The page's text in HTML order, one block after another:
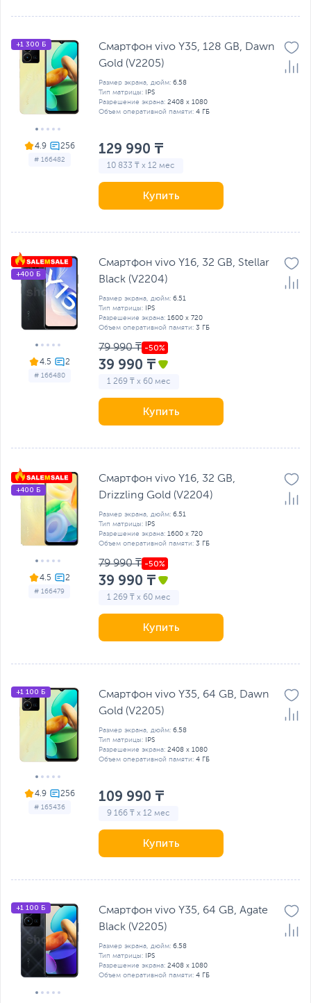
4.9
# 166482
+1 300 Б
Смартфон vivo Y35, 128 GB, Dawn
Gold (V2205)
Размер экрана, дюйм: 6.58
Тип матрицы:
IPS
Разрешение экрана: 2408 x 1080
Объем оперативной памяти: 4 ГБ
129 990 ₸
10 833 ₸ x 12 мес
Купить
4.5
# 166480
+400 Б
Смартфон vivo Y16, 32 GB, Stellar
Black (V2204)
Размер экрана, дюйм: 6.51
Тип матрицы:
IPS
Разрешение экрана: 1600 x 720
Объем оперативной памяти: 3 ГБ
79 990 ₸
39 990 ₸
1 269 ₸ x 60 мес
Купить
4.5
# 166479
+400 Б
Смартфон vivo Y16, 32 GB,
Drizzling Gold (V2204)
Размер экрана, дюйм: 6.51
Тип матрицы:
IPS
Разрешение экрана: 1600 x 720
Объем оперативной памяти: 3 ГБ
79 990 ₸
39 990 ₸
1 269 ₸ x 60 мес
Купить
4.9
# 165436
+1 100 Б
Смартфон vivo Y35, 64 GB, Dawn
Gold (V2205)
Размер экрана, дюйм: 6.58
Тип матрицы:
IPS
Разрешение экрана: 2408 x 1080
Объем оперативной памяти: 4 ГБ
109 990 ₸
9 166 ₸ x 12 мес
Купить
+1 100 Б
Смартфон vivo Y35, 64 GB, Agate
Black (V2205)
Размер экрана, дюйм: 6.58
Тип матрицы:
IPS
Разрешение экрана: 2408 x 1080
Объем оперативной памяти: 4 ГБ